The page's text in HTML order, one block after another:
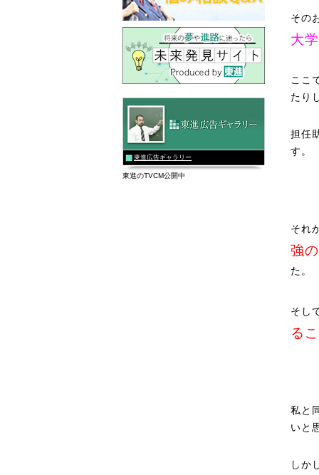
その
大学
ここ
たり
担任
す。
それ
強
た。
そし
る
私と
いと
しか
東進広告ギャラリー
東進のTVCM公開中